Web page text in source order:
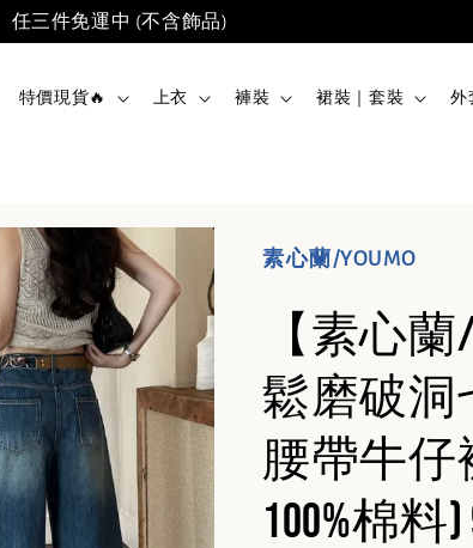
任三件免運中 (不含飾品)
特價現貨🔥 上衣 褲裝 裙裝｜套裝 外
素心蘭/YOUMO
【素心蘭
鬆磨破洞
腰帶牛仔
100%棉料)